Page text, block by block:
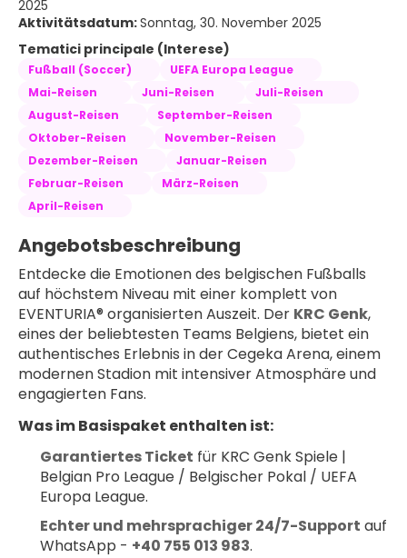
2025
Aktivitätsdatum:Sonntag, 30. November 2025
Tematici principale (Interese)
Fußball (Soccer)
UEFA Europa League
Mai-Reisen
Juni-Reisen
Juli-Reisen
August-Reisen
September-Reisen
Oktober-Reisen
November-Reisen
Dezember-Reisen
Januar-Reisen
Februar-Reisen
März-Reisen
April-Reisen
Angebotsbeschreibung
Entdecke die Emotionen des belgischen Fußballs
auf höchstem Niveau mit einer komplett von
EVENTURIA® organisierten Auszeit. Der KRC Genk,
eines der beliebtesten Teams Belgiens, bietet ein
authentisches Erlebnis in der Cegeka Arena, einem
modernen Stadion mit intensiver Atmosphäre und
engagierten Fans.
Was im Basispaket enthalten ist:
Garantiertes Ticket für KRC Genk Spiele |
Belgian Pro League / Belgischer Pokal / UEFA
Europa League.
Echter und mehrsprachiger 24/7-Support auf
WhatsApp - +40 755 013 983.